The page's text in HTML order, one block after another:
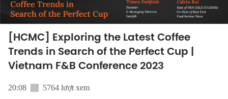
[HCMC] Exploring the Latest Coffee
Trends in Search of the Perfect Cup |
Vietnam F&B Conference 2023
20:08 5764 lượt xem